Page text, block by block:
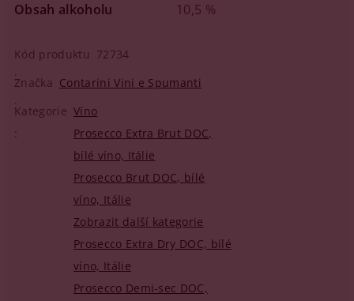
Obsah alkoholu
10,5 %
Kód produktu 72734
Značka Contarini Vini e Spumanti
Kategorie Víno
Prosecco Extra Brut DOC,
bílé víno, Itálie
Prosecco Brut DOC, bílé
víno, Itálie
Zobrazit další kategorie
Prosecco Extra Dry DOC, bílé
víno, Itálie
Prosecco Demi-sec DOC,